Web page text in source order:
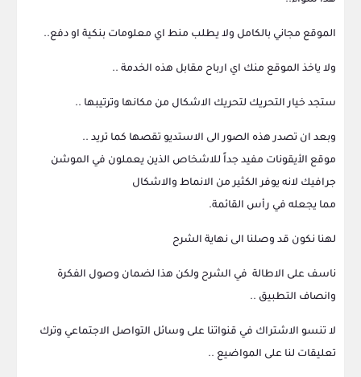
الموقع مجاني بالكامل ولا يطلب منط اي معلومات بنكية او دفع..
ولا ياخذ الموقع منك اي ارباح مقابل هذه الخدمة ..
ستجد خيار التحريك لتحريك الاشكال من مكانها وترتيبها ..
وبعد ان تصدر هذه الصور الى الاستديو تقصها كما تريد ..
موقع الأيقونات مفيد جداً للاشخاص الذين يعملون في الموشن
جرافيك لانه يوفر الكثير من الانماط والاشكال
مما يجعله في رأس القائمة.
لهنا نكون قد وصلنا الى نهاية الشرح
ناسف على الاطالة في الشرح ولكن هذا لضمان وصول الفكرة
وانصاف التطبيق ..
لا تنسو الاشتراك في قنواتنا على وسائل التواصل الاجتماعي وترك
تعليقات لنا على المواضيع ..